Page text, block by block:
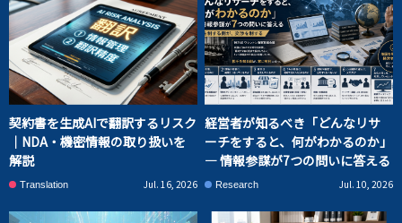
契約書を生成AIで翻訳するリスク
｜NDA・機密情報の取り扱いを
解説
Translation Jul. 16, 2026
経営者が知るべき「どんなリサ
ーチをすると、何がわかるのか」
― 情報参謀が7つの問いに答える
Research Jul. 10, 2026